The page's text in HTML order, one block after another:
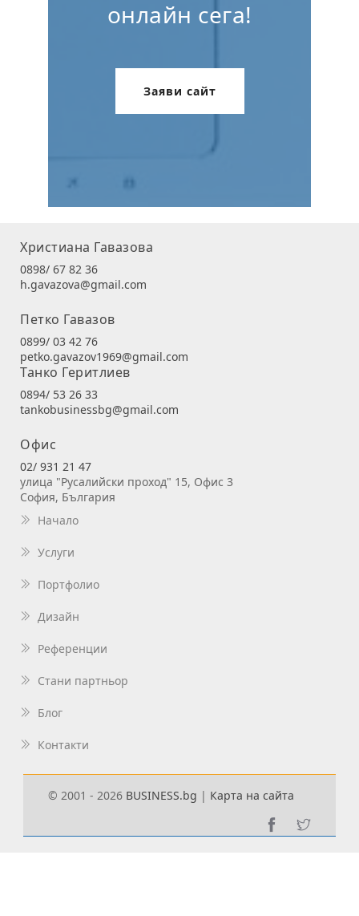
онлайн сега!
Заяви сайт
Христиана Гавазова
0898/ 67 82 36
h.gavazova@gmail.com
Петко Гавазов
0899/ 03 42 76
petko.gavazov1969@gmail.com
Танко Геритлиев
0894/ 53 26 33
tankobusinessbg@gmail.com
Офис
02/ 931 21 47
улица "Русалийски проход" 15, Офис 3
София, България
Начало
Услуги
Портфолио
Дизайн
Референции
Стани партньор
Блог
Контакти
© 2001 - 2026 BUSINESS.bg | Карта на сайта